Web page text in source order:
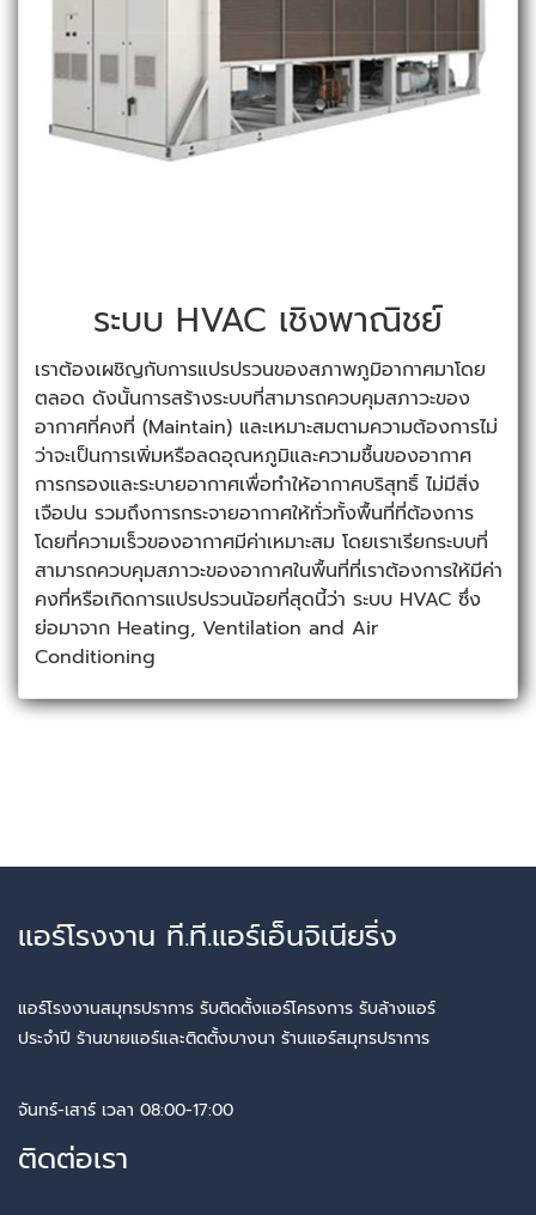
ระบบ HVAC เชิงพาณิชย์
เราต้องเผชิญกับการแปรปรวนของสภาพภูมิอากาศมาโดย
ตลอด ดังนั้นการสร้างระบบที่สามารถควบคุมสภาวะของ
อากาศที่คงที่ (Maintain) และเหมาะสมตามความต้องการไม่
ว่าจะเป็นการเพิ่มหรือลดอุณหภูมิและความชื้นของอากาศ
การกรองและระบายอากาศเพื่อทำให้อากาศบริสุทธิ์ ไม่มีสิ่ง
เจือปน รวมถึงการกระจายอากาศให้ทั่วทั้งพื้นที่ที่ต้องการ
โดยที่ความเร็วของอากาศมีค่าเหมาะสม โดยเราเรียกระบบที่
สามารถควบคุมสภาวะของอากาศในพื้นที่ที่เราต้องการให้มีค่า
คงที่หรือเกิดการแปรปรวนน้อยที่สุดนี้ว่า ระบบ HVAC ซึ่ง
ย่อมาจาก Heating, Ventilation and Air
Conditioning
แอร์โรงงาน ที.ที.แอร์เอ็นจิเนียริ่ง
แอร์โรงงานสมุทรปราการ รับติดตั้งแอร์โครงการ รับล้างแอร์
ประจำปี ร้านขายแอร์และติดตั้งบางนา ร้านแอร์สมุทรปราการ
จันทร์-เสาร์ เวลา 08:00-17:00
ติดต่อเรา